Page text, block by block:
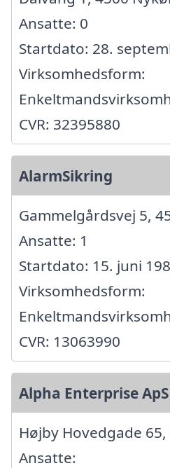
Ansatte: 0
Startdato: 28.
Virksomhedsform:
CVR: 32395880
AlarmSikring
Gammelgårdsvej 5,
Ansatte: 1
Startdato: 15. juni
Virksomhedsform:
CVR: 13063990
Alpha Enterprise ApS
Højby Hovedgade
Ansatte: